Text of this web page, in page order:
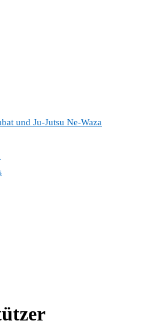
und Ju-Jutsu Ne-Waza